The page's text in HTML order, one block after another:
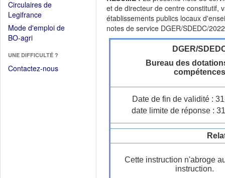
Circulaires de
Legifrance(Ouvrir
dans
une
fenêtre)
Mode d'emploi de
BO-agri(Ouvrir
une
nouvelle
UNE DIFFICULTÉ ?
Contactez-nous
et de directeur de centre constitutif,
établissements publics locaux
notes de service DGER/SDEDC/
DGER/
Bureau des
compétences
Date de fin de validité :
date limite de réponse :
Cette instruction n'abroge
instruction.